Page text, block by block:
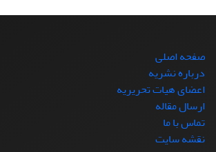
صفحه اصلی
درباره نشریه
اعضای هیات تحریریه
ارسال مقاله
تماس با ما
نقشه سایت